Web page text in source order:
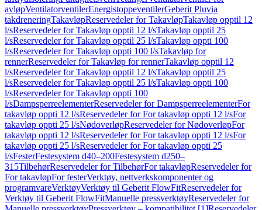
avløpVentilatorventilerEnergistoppeventilerGeberit Pluvia
takdreneringTakavløpReservedeler for TakavløpTakavløp opptil 12
l/sReservedeler for Takavløp opptil 12 l/sTakavløp opptil 25
l/sReservedeler for Takavløp opptil 25 l/sTakavløp oppti 100
l/sReservedeler for Takavløp oppti 100 l/sTakavløp for
rennerReservedeler for Takavløp for rennerTakavløp opptil 12
l/sReservedeler for Takavløp opptil 12 l/sTakavløp opptil 25
l/sReservedeler for Takavløp opptil 25 l/sTakavløp oppti 100
l/sReservedeler for Takavløp oppti 100
l/sDampsperreelementerReservedeler for DampsperreelementerFor
takavløp oppti 12 l/sReservedeler for For takavløp oppti 12 l/sFor
takavløp oppti 25 l/sNødoverløpReservedeler for NødoverløpFor
takavløp oppti 12 l/sReservedeler for For takavløp oppti 12 l/sFor
takavløp oppti 25 l/sReservedeler for For takavløp oppti 25
l/sFesterFestesystem d40–200Festesystem d250–
315TilbehørReservedeler for TilbehørFor takavløpReservedeler for
For takavløpFor festerVerktøy, nettverkskomponenter og
programvareVerktøyVerktøy til Geberit FlowFitReservedeler for
Verktøy til Geberit FlowFitManuelle pressverktøyReservedeler for